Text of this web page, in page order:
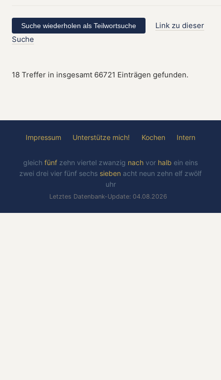
Link zu dieser
Suche
18 Treffer in insgesamt 66721 Einträgen gefunden.
Impressum Unterstütze mich! Kochen Intern
gleich fünf zehn viertel zwanzig nach vor halb ein eins
zwei drei vier fünf sechs sieben acht neun zehn elf zwölf
uhr
Letztes Datenbank-Update: 04.08.2026